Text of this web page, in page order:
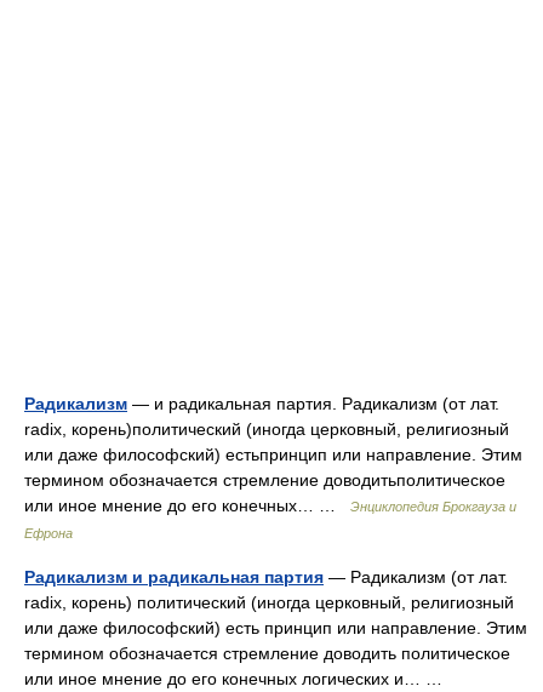
Радикализм — и радикальная партия. Радикализм (от лат.
radix, корень)политический (иногда церковный, религиозный
или даже философский) естьпринцип или направление. Этим
термином обозначается стремление доводитьполитическое
или иное мнение до его конечных… …
Энциклопедия Брокгауза и
Ефрона
Радикализм и радикальная партия — Радикализм (от лат.
radix, корень) политический (иногда церковный, религиозный
или даже философский) есть принцип или направление. Этим
термином обозначается стремление доводить политическое
или иное мнение до его конечных логических и… …